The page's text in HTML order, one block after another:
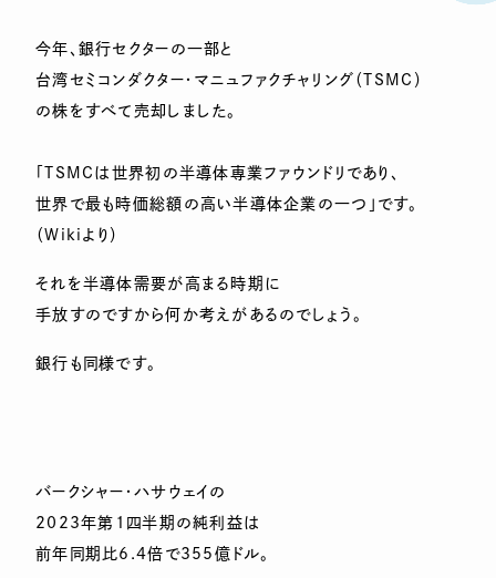
今年、銀行セクターの一部と
台湾セミコンダクター・マニュファクチャリング（TSMC）
の株をすべて売却しました。
「TSMCは世界初の半導体専業ファウンドリであり、
世界で最も時価総額の高い半導体企業の一つ」です。
（Wikiより）
それを半導体需要が高まる時期に
手放すのですから何か考えがあるのでしょう。
銀行も同様です。
バークシャー・ハサウェイの
2023年第1四半期の純利益は
前年同期比6.4倍で355億ドル。